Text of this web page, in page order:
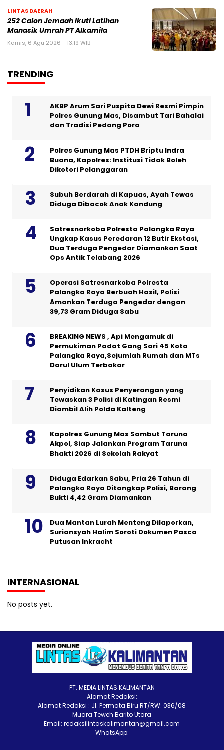
LINTAS DAERAH
252 Calon Jemaah Ikuti Latihan
Manasik Umrah PT Alkamila
Kamis, 6 Agu 2026 - 13:19 WIB
TRENDING
AKBP Arum Sari Puspita Dewi Resmi Pimpin
Polres Gunung Mas, Disambut Tari Bahalai
dan Tradisi Pedang Pora
Polres Gunung Mas PTDH Briptu Indra
Buana, Kapolres: Institusi Tidak Boleh
Dikotori Pelanggaran
Subuh Berdarah di Kapuas, Ayah Tewas
Diduga Dibacok Anak Kandung
Satresnarkoba Polresta Palangka Raya
Ungkap Kasus Peredaran 12 Butir Ekstasi,
Dua Terduga Pengedar Diamankan Saat
Ops Antik Telabang 2026
Operasi Satresnarkoba Polresta
Palangka Raya Berbuah Hasil, Polisi
Amankan Terduga Pengedar dengan
39,73 Gram Diduga Sabu
BREAKING NEWS , Api Mengamuk di
Permukiman Padat Gang Sari 45 Kota
Palangka Raya,Sejumlah Rumah dan MTs
Darul Ulum Terbakar
Penyidikan Kasus Penyerangan yang
Tewaskan 3 Polisi di Katingan Resmi
Diambil Alih Polda Kalteng
Kapolres Gunung Mas Sambut Taruna
Akpol, Siap Jalankan Program Taruna
Bhakti 2026 di Sekolah Rakyat
Diduga Edarkan Sabu, Pria 26 Tahun di
Palangka Raya Ditangkap Polisi, Barang
Bukti 4,42 Gram Diamankan
Dua Mantan Lurah Menteng Dilaporkan,
Suriansyah Halim Soroti Dokumen Pasca
Putusan Inkracht
INTERNASIONAL
No posts yet.
PT. MEDIA LINTAS KALIMANTAN
Alamat Redaksi:
Alamat Redaksi : Jl. Permata Biru RT/RW: 036/08
Muara Teweh Barito Utara
Email: redaksilintaskalimantan@gmail.com
WhatsApp: